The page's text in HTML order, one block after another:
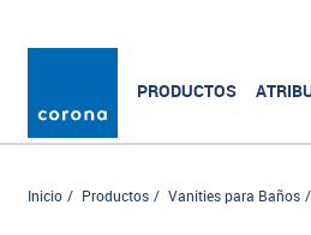
PRODUCTOS
Inicio Productos Vanities para Baños